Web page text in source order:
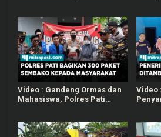
Video : Gandeng Ormas dan
Mahasiswa, Polres Pati
Membutuhkan
Video